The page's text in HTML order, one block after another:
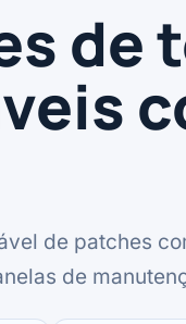
de
de patches
de